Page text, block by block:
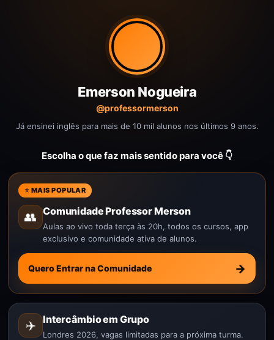
Emerson Nogueira
@professormerson
Já ensinei inglês para mais de 10 mil alunos nos últimos 9 anos.
Escolha o que faz mais sentido para você 👇
⭐ MAIS POPULAR
👥 Comunidade Professor Merson
Aulas ao vivo toda terça às 20h, todos os cursos, app
exclusivo e comunidade ativa de alunos.
Quero Entrar na Comunidade →
✈️ Intercâmbio em Grupo
Londres 2026, vagas limitadas para a próxima turma.